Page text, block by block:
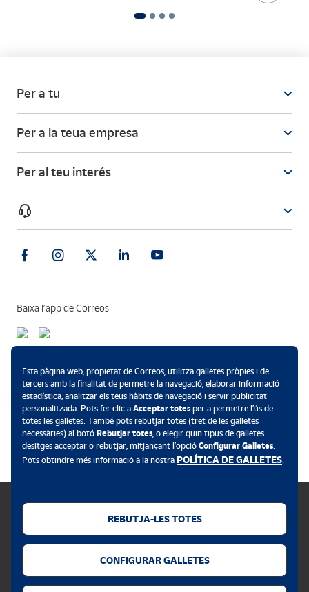
Per a tu
Per a la teua empresa
Per al teu interés
Baixa l’app de Correos
Política de galletes
Avís legal
Esta pàgina web, propietat de Correos, utilitza galletes pròpies i de
tercers amb la finalitat de permetre la navegació, elaborar informació
estadística, analitzar els teus hàbits de navegació i servir publicitat
personalitzada. Pots fer clic a Acceptar totesper a permetre l’ús de
totes les galletes. També pots rebutjar totes (tret de les galletes
necessàries) al botó Rebutjar totes, o elegir quin tipus de galletes
desitges acceptar o rebutjar, mitjançant l’opció Configurar Galletes.
Pots obtindre més informació a la nostra POLÍTICA DE GALLETES.
REBUTJA-LES TOTES
CONFIGURAR GALLETES